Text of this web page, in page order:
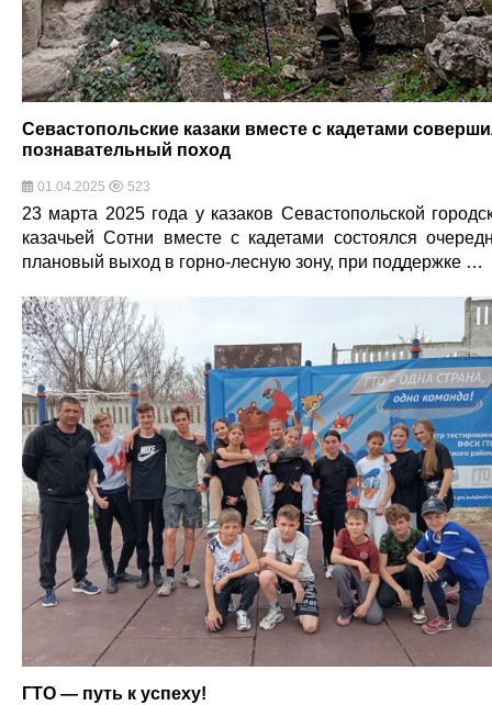
Севастопольские казаки вместе с кадетами
познавательный поход
01.04.2025 523
23 марта 2025 года у казаков Севастопольской
казачьей Сотни вместе с кадетами состоялся
плановый выход в горно-лесную зону, при поддержке …
ГТО — путь к успеху!